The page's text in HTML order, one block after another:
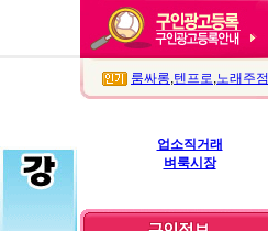
룸싸롱,텐프로,노래주점
업소직거래
벼룩시장